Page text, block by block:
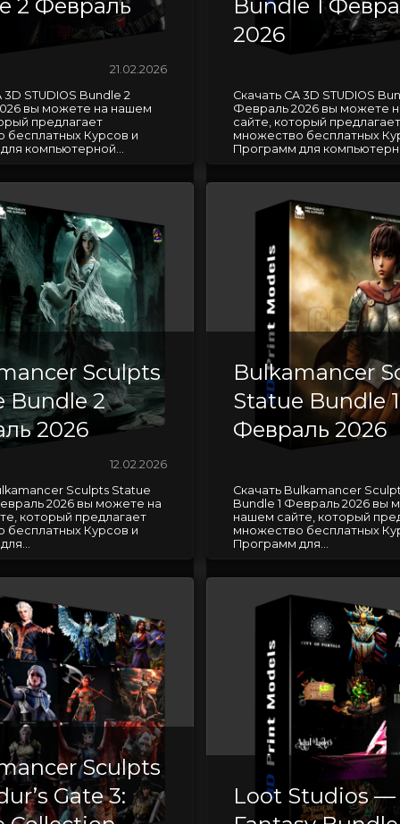
2 Февраль
21.02.2026
3D STUDIOS Bundle 2
вы можете на нашем
предлагает
бесплатных Курсов и
компьютерной...
Bundle 1
2026
Скачать CA 3D STUDIOS
Февраль 2026 вы можете
сайте, который предлагает
множество бесплатных
Программ для
Sculpts
Bundle 2
2026
12.02.2026
Sculpts Statue
2026 вы можете на
который предлагает
бесплатных Курсов и
Bulkamancer
Statue Bundle 1
Февраль 2026
Скачать Bulkamancer
Bundle 1 Февраль 2026 вы
нашем сайте, который
множество бесплатных
Программ для...
Sculpts
Gate 3:
Loot Studios —